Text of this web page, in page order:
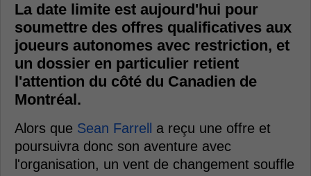
La date limite est aujourd'hui pour
soumettre des offres qualificatives aux
joueurs autonomes avec restriction, et
un dossier en particulier retient
l'attention du côté du Canadien de
Montréal.
Alors que Sean Farrell
a reçu une offre et
poursuivra donc son aventure avec
l'organisation, un vent de changement souffle